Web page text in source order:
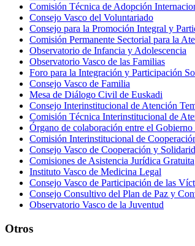
Comisión Técnica de Adopción
Consejo Vasco del Voluntariado
Consejo para la Promoción Integral y
Comisión Permanente Sectorial para la
Observatorio de Infancia y Adolescencia
Observatorio Vasco de las Familias
Foro para la Integración y Participación
Consejo Vasco de Familia
Mesa de Diálogo Civil de Euskadi
Consejo Interinstitucional de Atención
Comisión Técnica Interinstitucional de
Órgano de colaboración entre el
Comisión Interinstitucional de
Consejo Vasco de Cooperación y
Comisiones de Asistencia Jurídica Gratuita
Instituto Vasco de Medicina Legal
Consejo Vasco de Participación de las
Consejo Consultivo del Plan de Paz y
Observatorio Vasco de la Juventud
Otros